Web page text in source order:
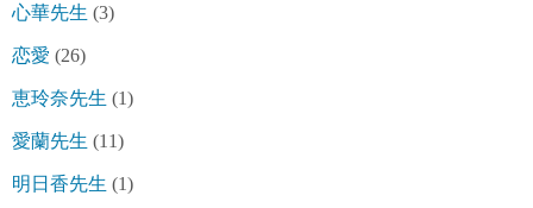
心華先生 (3)
恋愛 (26)
恵玲奈先生 (1)
愛蘭先生 (11)
明日香先生 (1)